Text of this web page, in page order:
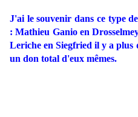
J'ai le souvenir dans ce type
: Mathieu Ganio en
Leriche en Siegfried il y a plus
un don total d'eux mêmes.